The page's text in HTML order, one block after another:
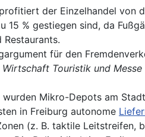
der Einzelhandel von
% gestiegen sind, da
für den
Touristik und Messe
Mikro-Depots am
in Freiburg autonome
(z. B. taktile